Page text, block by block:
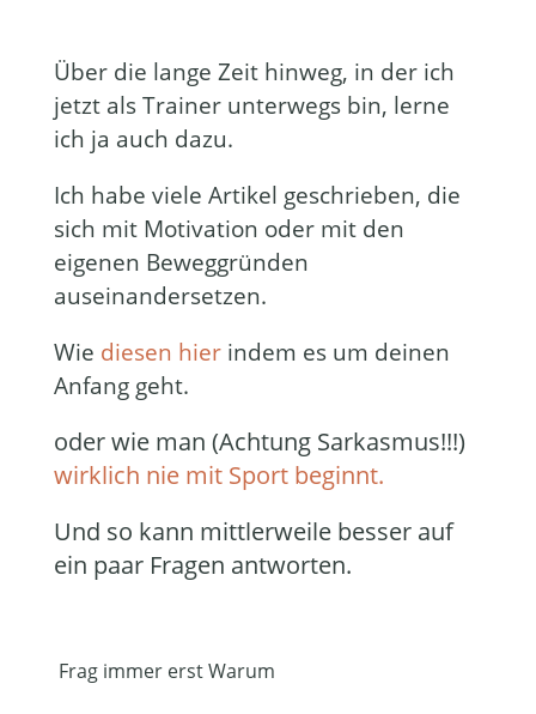
Über die lange Zeit hinweg, in der ich
jetzt als Trainer unterwegs bin, lerne
ich ja auch dazu.
Ich habe viele Artikel geschrieben, die
sich mit Motivation oder mit den
eigenen Beweggründen
auseinandersetzen.
Wie diesen hierindem es um deinen
Anfang geht.
oder wie man (Achtung Sarkasmus!!!)
wirklich nie mit Sport beginnt.
Und so kann mittlerweile besser auf
ein paar Fragen antworten.
Frag immer erst Warum